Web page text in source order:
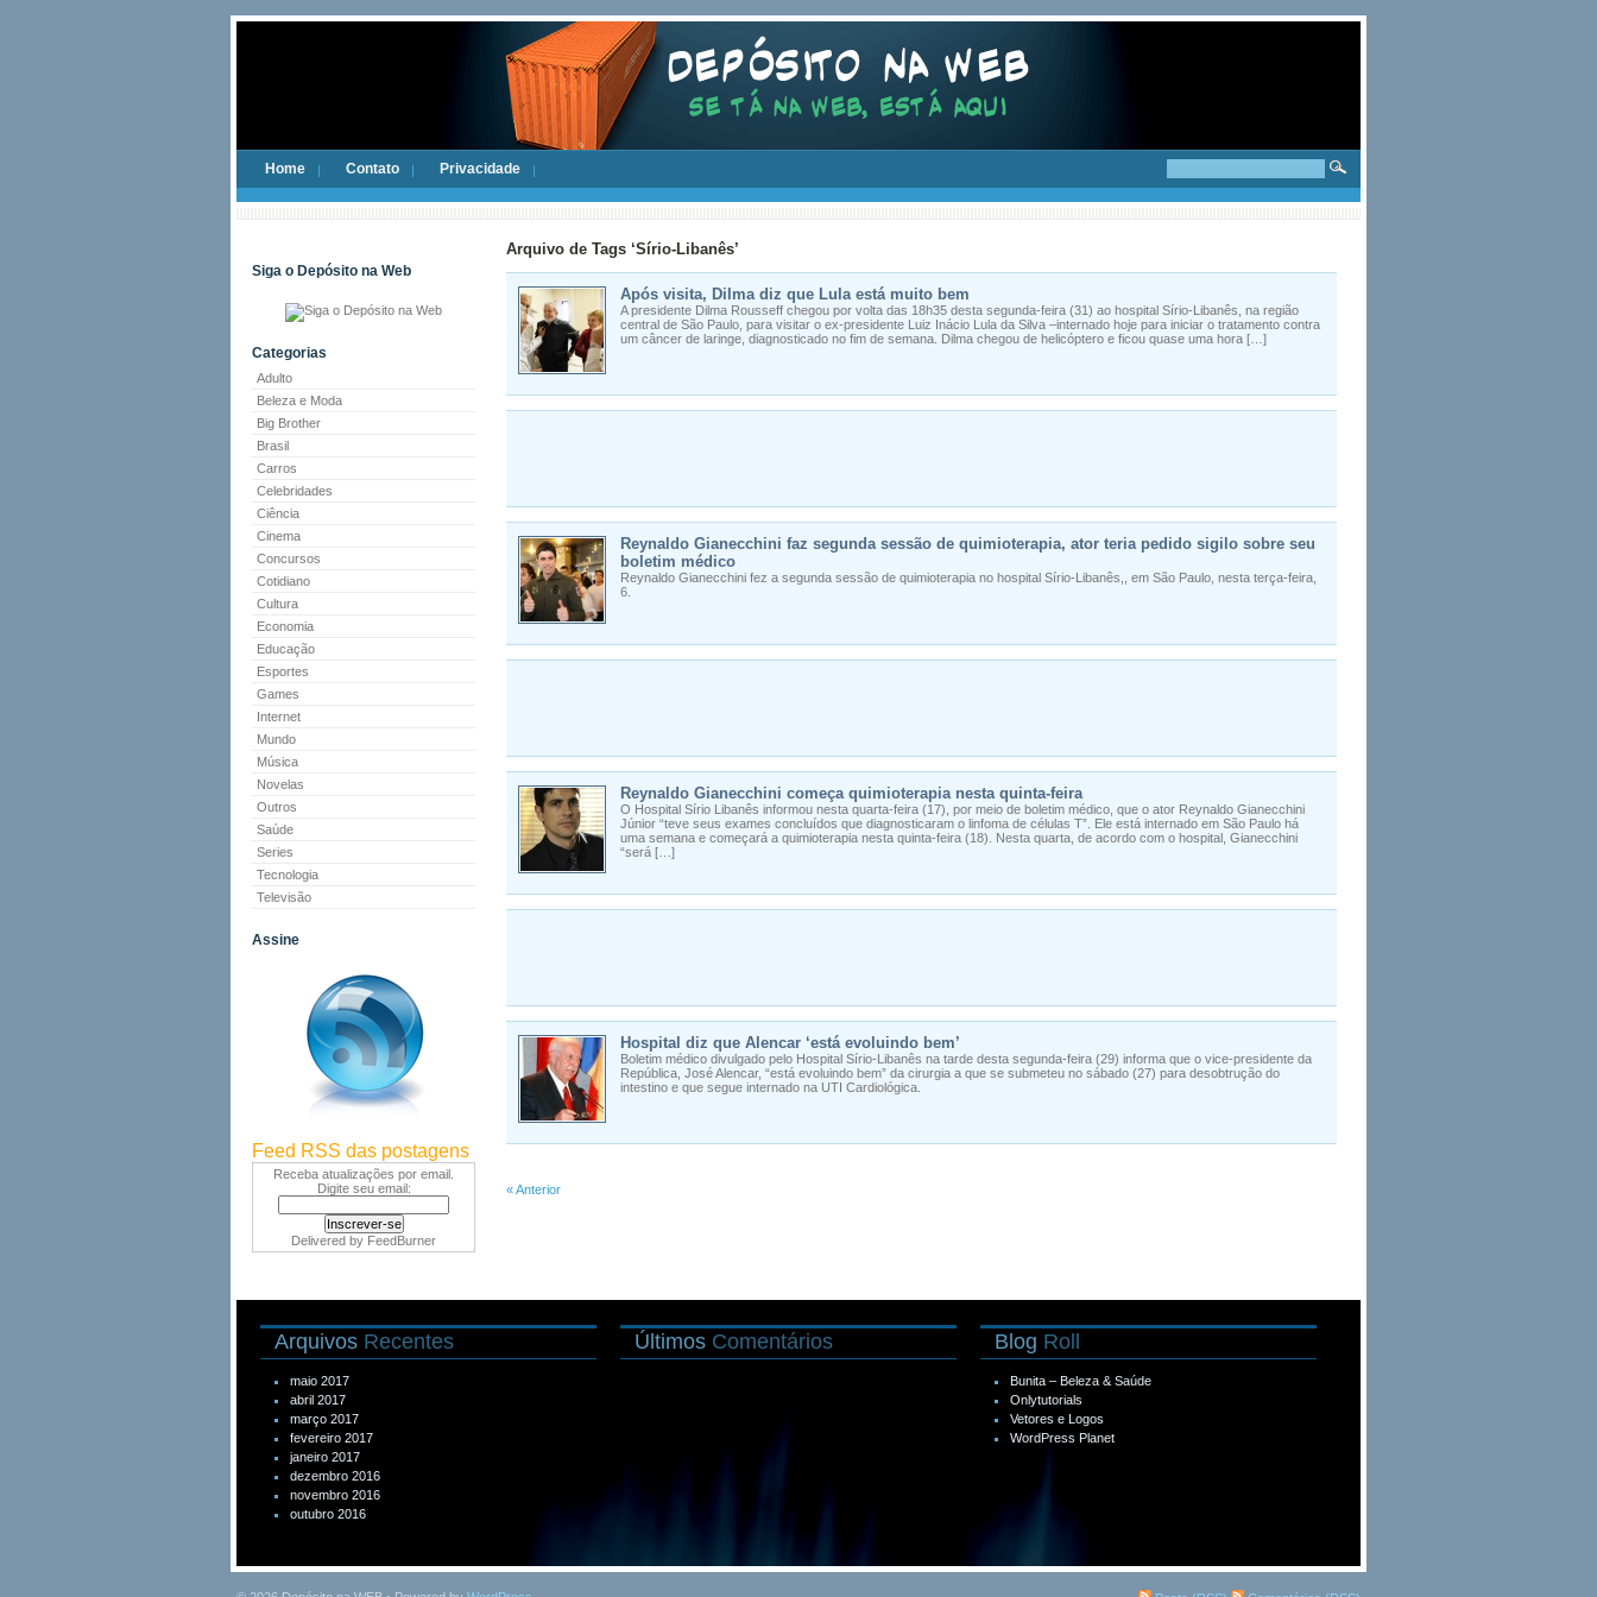
Home Contato Privacidade
Siga o Depósito na Web
Categorias
Adulto
Beleza e Moda
Big Brother
Brasil
Carros
Celebridades
Ciência
Cinema
Concursos
Cotidiano
Cultura
Economia
Educação
Esportes
Games
Internet
Mundo
Música
Novelas
Outros
Saúde
Series
Tecnologia
Televisão
Assine
Feed RSS das postagens
Receba atualizações por email.
Digite seu email:
Delivered by FeedBurner
Arquivo de Tags ‘Sírio-Libanês’
Após visita, Dilma diz que Lula está muito bem
A presidente Dilma Rousseff chegou por volta das 18h35 desta segunda-feira (31) ao hospital Sírio-Libanês, na região
central de São Paulo, para visitar o ex-presidente Luiz Inácio Lula da Silva –internado hoje para iniciar o tratamento contra
um câncer de laringe, diagnosticado no fim de semana. Dilma chegou de helicóptero e ficou quase uma hora […]
Reynaldo Gianecchini faz segunda sessão de quimioterapia, ator teria pedido sigilo sobre seu
boletim médico
Reynaldo Gianecchini fez a segunda sessão de quimioterapia no hospital Sírio-Libanês,, em São Paulo, nesta terça-feira,
6.
Reynaldo Gianecchini começa quimioterapia nesta quinta-feira
O Hospital Sírio Libanês informou nesta quarta-feira (17), por meio de boletim médico, que o ator Reynaldo Gianecchini
Júnior “teve seus exames concluídos que diagnosticaram o linfoma de células T”. Ele está internado em São Paulo há
uma semana e começará a quimioterapia nesta quinta-feira (18). Nesta quarta, de acordo com o hospital, Gianecchini
“será […]
Hospital diz que Alencar ‘está evoluindo bem’
Boletim médico divulgado pelo Hospital Sírio-Libanês na tarde desta segunda-feira (29) informa que o vice-presidente da
República, José Alencar, “está evoluindo bem” da cirurgia a que se submeteu no sábado (27) para desobtrução do
intestino e que segue internado na UTI Cardiológica.
« Anterior
Arquivos Recentes
maio 2017
abril 2017
março 2017
fevereiro 2017
janeiro 2017
dezembro 2016
novembro 2016
outubro 2016
Últimos Comentários Blog Roll
Bunita – Beleza & Saúde
Onlytutorials
Vetores e Logos
WordPress Planet